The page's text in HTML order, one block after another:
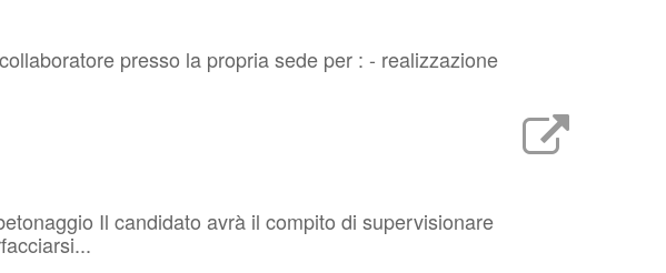
presso la propria sede per : - realizzazione
Il candidato avrà il compito di supervisionare